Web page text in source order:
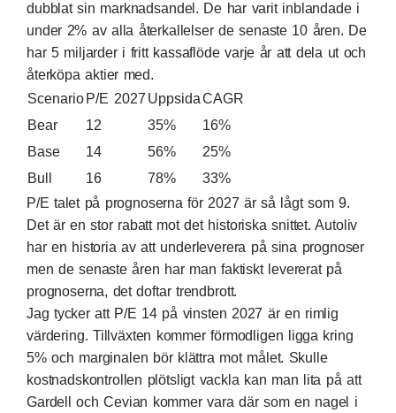
dubblat sin marknadsandel. De har varit inblandade i
under 2% av alla återkallelser de senaste 10 åren. De
har 5 miljarder i fritt kassaflöde varje år att dela ut och
återköpa aktier med.
Scenario P/E 2027 UppsidaCAGR
Bear
12 35%
16%
Base
14 56%
25%
Bull
16 78%
33%
P/E talet på prognoserna för 2027 är så lågt som 9.
Det är en stor rabatt mot det historiska snittet. Autoliv
har en historia av att underleverera på sina prognoser
men de senaste åren har man faktiskt levererat på
prognoserna, det doftar trendbrott.
Jag tycker att P/E 14 på vinsten 2027 är en rimlig
värdering. Tillväxten kommer förmodligen ligga kring
5% och marginalen bör klättra mot målet. Skulle
kostnadskontrollen plötsligt vackla kan man lita på att
Gardell och Cevian kommer vara där som en nagel i